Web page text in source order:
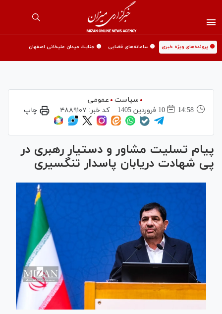
🟡 پرونده‌های ویژه خبری 🟡 سامانه‌های قضایی 🟡 جنایت میدان علیخانی اصفهان
سیاست
عمومی
14:58
10 فروردين 1405 کد خبر: ۴۸۸۹۱۰۷ چاپ
پیام تسلیت مشاور و دستیار رهبری در
پی شهادت دریابان پاسدار تنگسیری